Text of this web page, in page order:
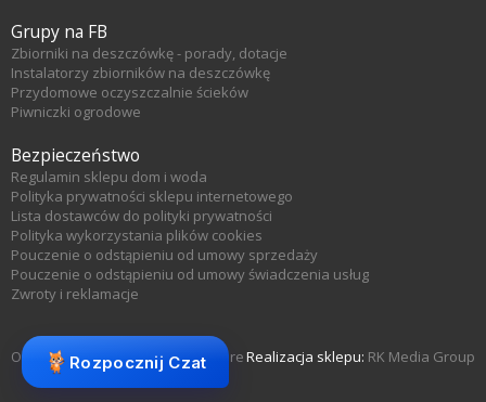
Grupy na FB
Zbiorniki na deszczówkę - porady, dotacje
Instalatorzy zbiorników na deszczówkę
Przydomowe oczyszczalnie ścieków
Piwniczki ogrodowe
Bezpieczeństwo
Regulamin sklepu dom i woda
Polityka prywatności sklepu internetowego
Lista dostawców do polityki prywatności
Polityka wykorzystania plików cookies
Pouczenie o odstąpieniu od umowy sprzedaży
Pouczenie o odstąpieniu od umowy świadczenia usług
Zwroty i reklamacje
Realizacja sklepu: RK Media Group
Oprogramowanie sklepu KQS.store
Rozpocznij Czat